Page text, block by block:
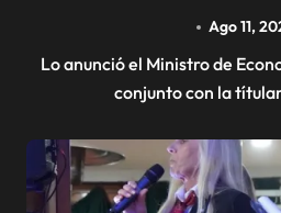
Ago 11,
Lo anunció el Ministro de Economia, Sergio Massa, en
conjunto con la